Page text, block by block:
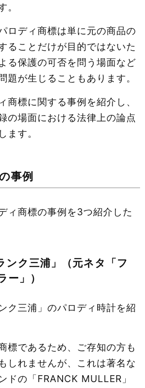
。
ロディ商標は単に元の商品の
ることだけが目的ではないた
る保護の可否を問う場面など
題が生じることもあります。
商標に関する事例を紹介し、
の場面における法律上の論点
ます。
事例
ィ商標の事例を3つ紹介した
ンク三浦」（元ネタ「フ
ー」）
ク三浦」のパロディ時計を紹
標であるため、ご存知の方も
しれませんが、これは著名な
ドの「FRANCK MULLER」